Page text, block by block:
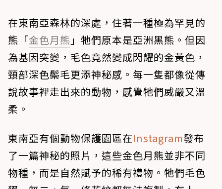
在東南亞森林的深處，住著一種極為罕見的
熊「金色月熊 」牠們原本是亞洲黑熊。但因
為基因突變，毛色竟然變成閃耀的金黃色，
頸部深色鬃毛更添神秘感。每一隻都像從傳
說故事裡走出來的動物，感覺牠們威嚴又溫
柔。
東南亞有個動物保護園區在Instagram發布
了一篇神秘的照片，這些金色月熊並非不同
物種，而是自然賦予的稀有禮物。牠們毛色